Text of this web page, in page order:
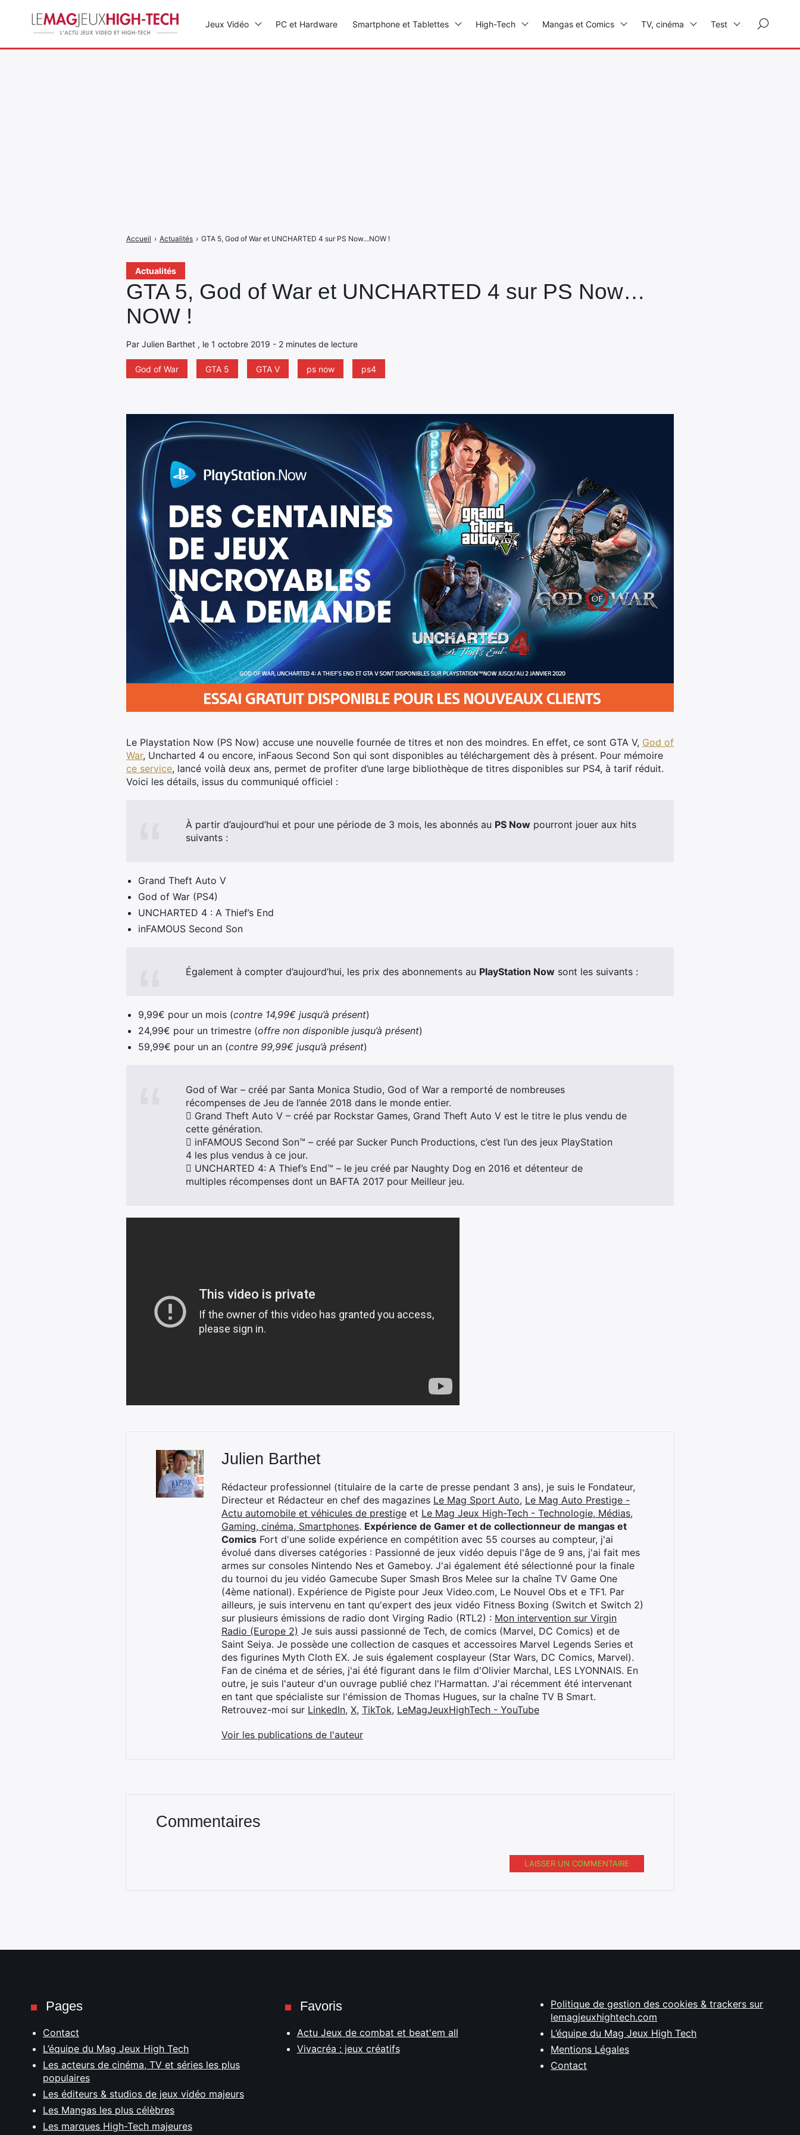
Actualités
GTA 5, God of War et UNCHARTED 4 sur PS Now…
NOW !
Par Julien Barthet , le 1 octobre 2019 - 2 minutes de lecture
God of War GTA 5 GTA V ps now ps4
Accueil › Actualités › GTA 5, God of War et UNCHARTED 4 sur PS Now…NOW !
Le Playstation Now (PS Now) accuse une nouvelle fournée de titres et non des moindres. En effet, ce sont GTA V, God of
War, Uncharted 4 ou encore, inFaous Second Son qui sont disponibles au téléchargement dès à présent. Pour mémoire
ce service, lancé voilà deux ans, permet de profiter d’une large bibliothèque de titres disponibles sur PS4, à tarif réduit.
Voici les détails, issus du communiqué officiel :
À partir d’aujourd’hui et pour une période de 3 mois, les abonnés au PS Now pourront jouer aux hits
suivants :
Grand Theft Auto V
God of War (PS4)
UNCHARTED 4 : A Thief’s End
inFAMOUS Second Son
Également à compter d’aujourd’hui, les prix des abonnements au PlayStation Now sont les suivants :
9,99€ pour un mois (contre 14,99€ jusqu’à présent)
24,99€ pour un trimestre (offre non disponible jusqu’à présent)
59,99€ pour un an (contre 99,99€ jusqu’à présent)
God of War – créé par Santa Monica Studio, God of War a remporté de nombreuses
récompenses de Jeu de l’année 2018 dans le monde entier.
 Grand Theft Auto V – créé par Rockstar Games, Grand Theft Auto V est le titre le plus vendu de
cette génération.
 inFAMOUS Second Son™ – créé par Sucker Punch Productions, c’est l’un des jeux PlayStation
4 les plus vendus à ce jour.
 UNCHARTED 4: A Thief’s End™ – le jeu créé par Naughty Dog en 2016 et détenteur de
multiples récompenses dont un BAFTA 2017 pour Meilleur jeu.
Julien Barthet
Rédacteur professionnel (titulaire de la carte de presse pendant 3 ans), je suis le Fondateur,
Directeur et Rédacteur en chef des magazines Le Mag Sport Auto, Le Mag Auto Prestige -
Actu automobile et véhicules de prestige et Le Mag Jeux High-Tech - Technologie, Médias,
Gaming, cinéma, Smartphones. Expérience de Gamer et de collectionneur de mangas et
Comics Fort d'une solide expérience en compétition avec 55 courses au compteur, j'ai
évolué dans diverses catégories : Passionné de jeux vidéo depuis l'âge de 9 ans, j'ai fait mes
armes sur consoles Nintendo Nes et Gameboy. J'ai également été sélectionné pour la finale
du tournoi du jeu vidéo Gamecube Super Smash Bros Melee sur la chaîne TV Game One
(4ème national). Expérience de Pigiste pour Jeux Video.com, Le Nouvel Obs et e TF1. Par
ailleurs, je suis intervenu en tant qu'expert des jeux vidéo Fitness Boxing (Switch et Switch 2)
sur plusieurs émissions de radio dont Virging Radio (RTL2) : Mon intervention sur Virgin
Radio (Europe 2) Je suis aussi passionné de Tech, de comics (Marvel, DC Comics) et de
Saint Seiya. Je possède une collection de casques et accessoires Marvel Legends Series et
des figurines Myth Cloth EX. Je suis également cosplayeur (Star Wars, DC Comics, Marvel).
Fan de cinéma et de séries, j'ai été figurant dans le film d'Olivier Marchal, LES LYONNAIS. En
outre, je suis l'auteur d'un ouvrage publié chez l'Harmattan. J'ai récemment été intervenant
en tant que spécialiste sur l'émission de Thomas Hugues, sur la chaîne TV B Smart.
Retrouvez-moi sur LinkedIn, X, TikTok, LeMagJeuxHighTech - YouTube
Voir les publications de l'auteur
Commentaires
LAISSER UN COMMENTAIRE
Jeux Vidéo PC et Hardware Smartphone et Tablettes High-Tech Mangas et Comics TV, cinéma Test
Pages
Contact
L’équipe du Mag Jeux High Tech
Les acteurs de cinéma, TV et séries les plus
populaires
Les éditeurs & studios de jeux vidéo majeurs
Les Mangas les plus célèbres
Les marques High-Tech majeures
Favoris
Actu Jeux de combat et beat'em all
Vivacréa : jeux créatifs
Politique de gestion des cookies & trackers sur
lemagjeuxhightech.com
L’équipe du Mag Jeux High Tech
Mentions Légales
Contact